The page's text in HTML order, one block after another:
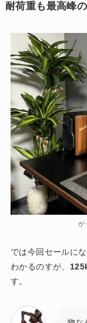
耐荷重も最高峰
が
では今回セールに
わかるのすが、
す。